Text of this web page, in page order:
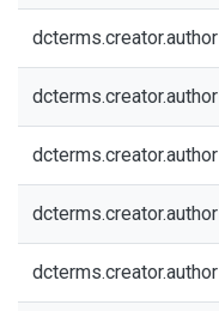
dcterms.creator.author
dcterms.creator.author
dcterms.creator.author
dcterms.creator.author
dcterms.creator.author